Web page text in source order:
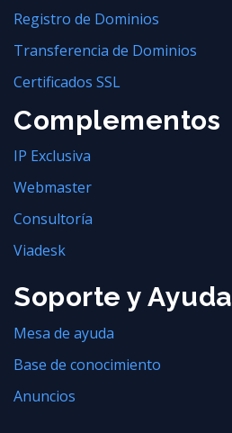
Registro de Dominios
Transferencia de Dominios
Certificados SSL
Complementos
IP Exclusiva
Webmaster
Consultoría
Viadesk
Soporte y Ayuda
Mesa de ayuda
Base de conocimiento
Anuncios